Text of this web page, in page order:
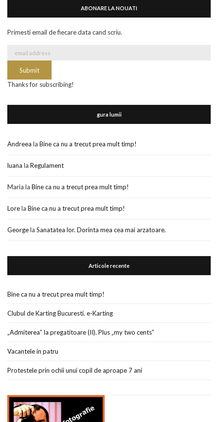
ABONARE LA NOUATI
Primesti email de fiecare data cand scriu.
Thanks for subscribing!
gura lumii
Andreea la Bine ca nu a trecut prea mult timp!
luana la Regulament
Maria la Bine ca nu a trecut prea mult timp!
Lorela Bine ca nu a trecut prea mult timp!
Georgela Sanatatea lor. Dorinta mea cea mai arzatoare.
Articole recente
Bine ca nu a trecut prea mult timp!
Clubul de Karting Bucuresti. e-Karting
„Admiterea” la pregatitoare (II). Plus „my two cents”
Vacantele in patru
Protestele prin ochii unui copil de aproape 7 ani